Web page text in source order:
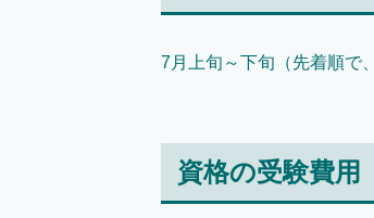
7月上旬～下旬（先着順で
資格の受験費用